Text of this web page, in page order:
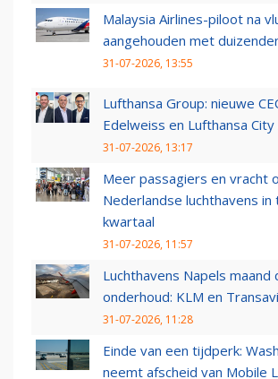
Malaysia Airlines-piloot na
aangehouden met
31-07-2026, 13:55
Lufthansa Group: nieuwe
Edelweiss en Lufthansa City
31-07-2026, 13:17
Meer passagiers en vracht
Nederlandse luchthavens
kwartaal
31-07-2026, 11:57
Luchthavens Napels maand
onderhoud: KLM en
31-07-2026, 11:28
Einde van een tijdperk:
neemt afscheid van Mobile